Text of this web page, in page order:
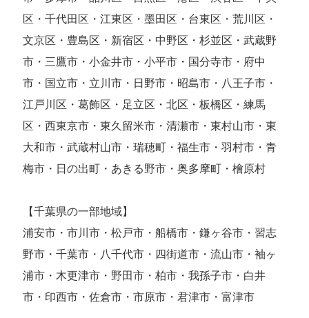
区・千代田区・江東区・墨田区・台東区・荒川区・
文京区・豊島区・新宿区・中野区・杉並区・武蔵野
市・三鷹市・小金井市・小平市・国分寺市・府中
市・国立市・立川市・日野市・昭島市・八王子市・
江戸川区・葛飾区・足立区・北区・板橋区・練馬
区・西東京市・東久留米市・清瀬市・東村山市・東
大和市・武蔵村山市・瑞穂町・福生市・羽村市・青
梅市・日の出町・あきる野市・奥多摩町・檜原村
【千葉県の一部地域】
浦安市・市川市・松戸市・船橋市・鎌ヶ谷市・習志
野市・千葉市・八千代市・四街道市・流山市・袖ヶ
浦市・木更津市・野田市・柏市・我孫子市・白井
市・印西市・佐倉市・市原市・君津市・富津市